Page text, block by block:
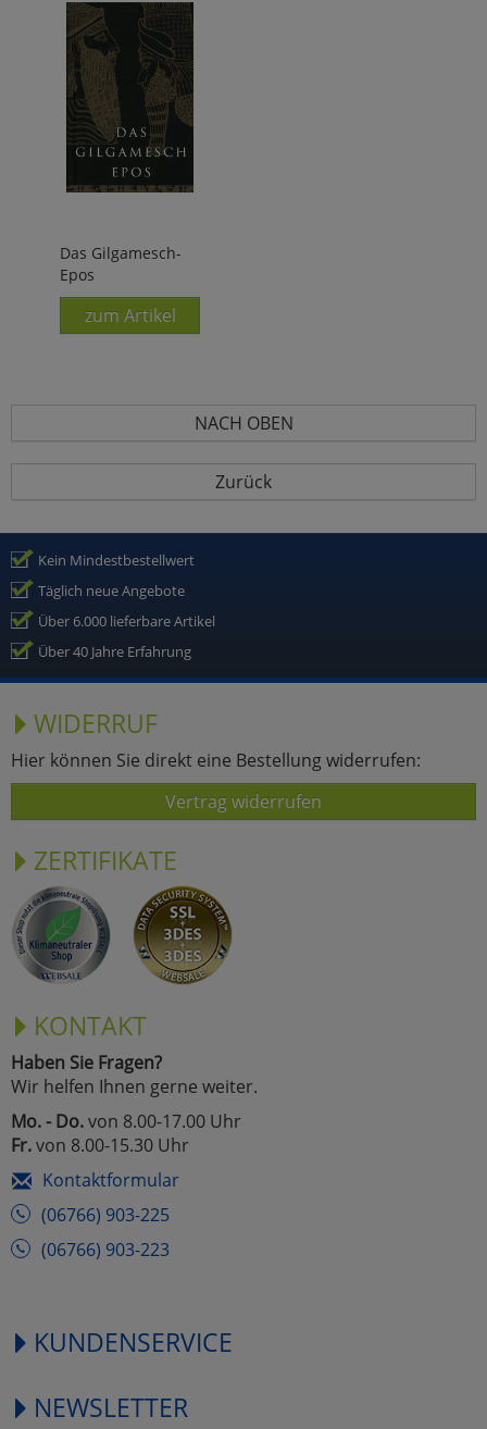
Das Gilgamesch-
Epos
zum Artikel
NACH OBEN
Zurück
Kein Mindestbestellwert
Täglich neue Angebote
Über 6.000 lieferbare Artikel
Über 40 Jahre Erfahrung
WIDERRUF
Hier können Sie direkt eine Bestellung widerrufen:
Vertrag widerrufen
ZERTIFIKATE
KONTAKT
Haben Sie Fragen?
Wir helfen Ihnen gerne weiter.
Mo. - Do.von 8.00-17.00 Uhr
Fr.von 8.00-15.30 Uhr
Kontaktformular
(06766) 903-225
(06766) 903-223
KUNDENSERVICE
NEWSLETTER